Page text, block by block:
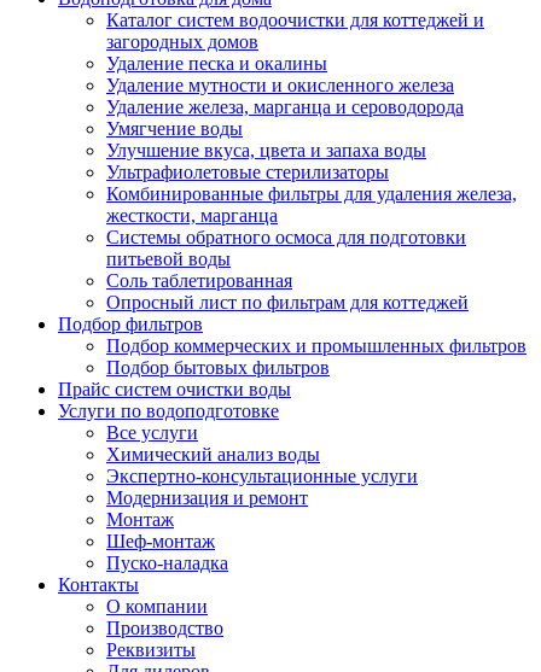
Каталог систем водоочистки для коттеджей и
загородных домов
Удаление песка и окалины
Удаление мутности и окисленного железа
Удаление железа, марганца и сероводорода
Умягчение воды
Улучшение вкуса, цвета и запаха воды
Ультрафиолетовые стерилизаторы
Комбинированные фильтры для удаления железа,
жесткости, марганца
Системы обратного осмоса для подготовки
питьевой воды
Соль таблетированная
Опросный лист по фильтрам для коттеджей
Подбор фильтров
Подбор коммерческих и промышленных фильтров
Подбор бытовых фильтров
Прайс систем очистки воды
Услуги по водоподготовке
Все услуги
Химический анализ воды
Экспертно-консультационные услуги
Модернизация и ремонт
Монтаж
Шеф-монтаж
Пуско-наладка
Контакты
О компании
Производство
Реквизиты